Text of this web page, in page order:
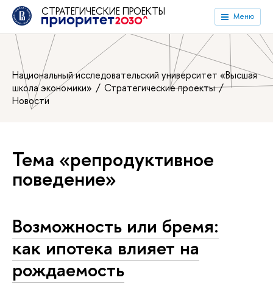
СТРАТЕГИЧЕСКИЕ ПРОЕКТЫ Меню
Национальный исследовательский университет «Высшая
школа экономики»
Стратегические проекты
Новости
Тема «репродуктивное
поведение»
Возможность или бремя:
как ипотека влияет на
рождаемость